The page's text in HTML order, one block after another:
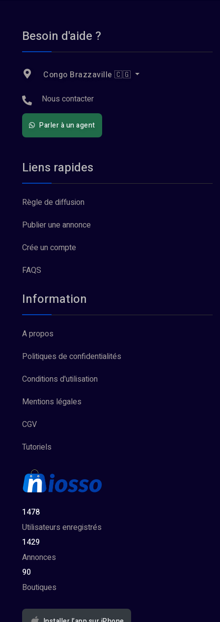
Besoin d'aide ?
Congo Brazzaville 🇨🇬
Nous contacter
Parler à un agent
Liens rapides
Règle de diffusion
Publier une annonce
Crée un compte
FAQS
Information
A propos
Politiques de confidentialités
Conditions d'utilisation
Mentions légales
CGV
Tutoriels
1478
Utilisateurs enregistrés
1429
Annonces
90
Boutiques